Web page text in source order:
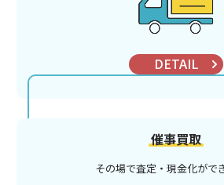
DETAIL
催事買取
その場で査定・現金化がで